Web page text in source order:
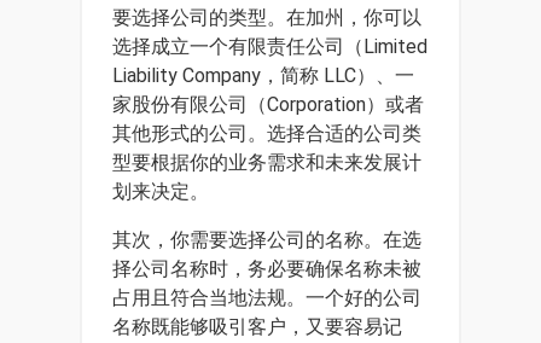
要选择公司的类型。在加州，你可以
选择成立一个有限责任公司（Limited
Liability Company，简称 LLC）、一
家股份有限公司（Corporation）或者
其他形式的公司。选择合适的公司类
型要根据你的业务需求和未来发展计
划来决定。
其次，你需要选择公司的名称。在选
择公司名称时，务必要确保名称未被
占用且符合当地法规。一个好的公司
名称既能够吸引客户，又要容易记